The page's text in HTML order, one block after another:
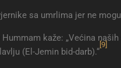
sa umrlima jer ne
kaže: „Većina
(El-Jemin bid-darb).“
[9]